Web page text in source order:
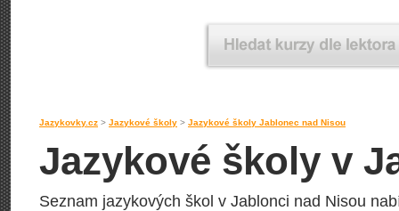
Jazykovky.cz > Jazykové školy > Jazykové školy Jablonec nad Nisou
Jazykové školy v
Seznam jazykových škol v Jablonci nad Nisou